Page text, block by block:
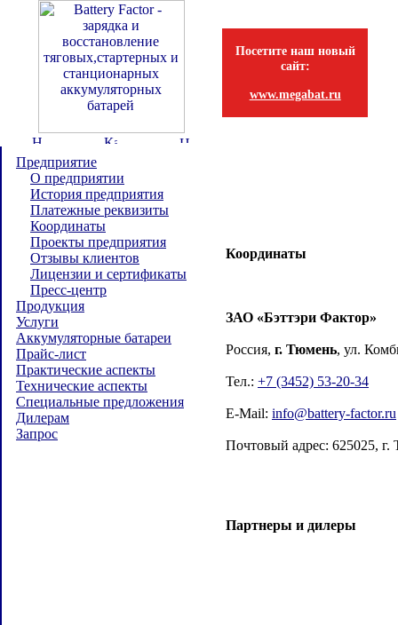
Посетите наш новый
сайт:
www.megabat.ru
Предприятие
О предприятии
История предприятия
Платежные реквизиты
Координаты
Проекты предприятия
Отзывы клиентов
Лицензии и сертификаты
Пресс-центр
Продукция
Услуги
Аккумуляторные батареи
Прайс-лист
Практические аспекты
Технические аспекты
Специальные предложения
Дилерам
Запрос
Координаты
ЗАО «Бэттэри Фактор»
Россия, г. Тюмень, ул.
Тел.: +7 (3452) 53-20-34
E-Mail: info@battery-factor.ru
Почтовый адрес: 625025, г.
Партнеры и дилеры